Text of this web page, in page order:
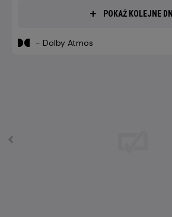
POKAŻ KOLEJNE DNI
- Dolby Atmos